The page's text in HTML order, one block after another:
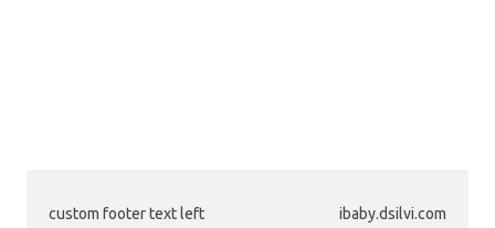
custom footer text left ibaby.dsilvi.com